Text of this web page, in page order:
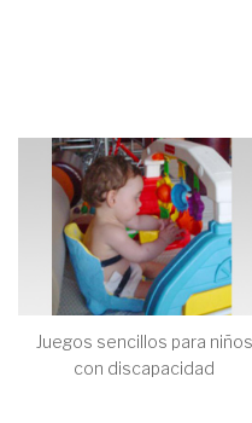
Juegos sencillos para niños
con discapacidad